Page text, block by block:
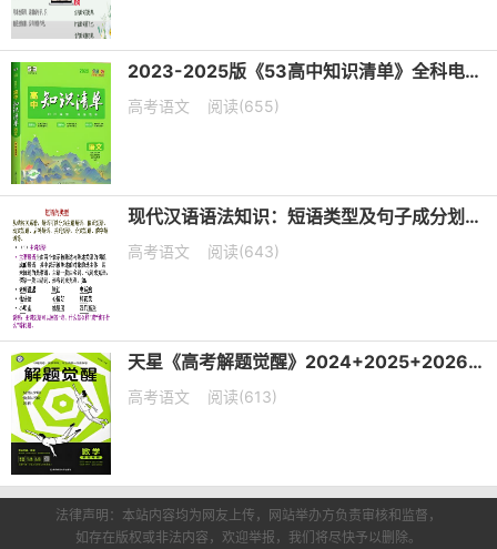
2023-2025版《53高中知识清单》全科电子版下载
高考语文 阅读(655)
现代汉语语法知识：短语类型及句子成分划分课件（共19张PPT）
高考语文 阅读(643)
天星《高考解题觉醒》2024+2025+2026版 电子版下载打印
高考语文 阅读(613)
法律声明：本站内容均为网友上传，网站举办方负责审核和监督，
如存在版权或非法内容，欢迎举报，我们将尽快予以删除。